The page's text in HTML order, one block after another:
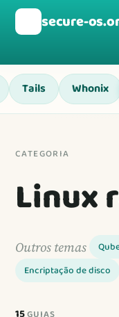
secure-
Tails Whonix
CATEGORIA
Linux
Outros temas
Encriptação de disco